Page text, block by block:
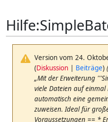
Hilfe:
Version vom 24.
(Diskussion | Beiträge)
„Mit der Erweiterung
viele Dateien auf
automatisch eine
zuweisen. Ideal für
Voraussetzungen == *